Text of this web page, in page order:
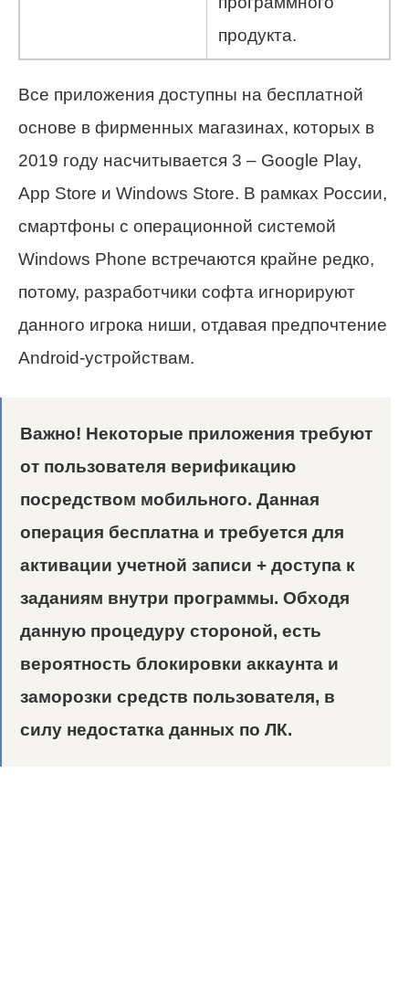
продукта.
Все приложения доступны на бесплатной
основе в фирменных магазинах, которых в
2019 году насчитывается 3 – Google Play,
App Store и Windows Store. В рамках России,
смартфоны с операционной системой
Windows Phone встречаются крайне редко,
потому, разработчики софта игнорируют
данного игрока ниши, отдавая предпочтение
Android-устройствам.
Важно! Некоторые приложения требуют
от пользователя верификацию
посредством мобильного. Данная
операция бесплатна и требуется для
активации учетной записи + доступа к
заданиям внутри программы. Обходя
данную процедуру стороной, есть
вероятность блокировки аккаунта и
заморозки средств пользователя, в
силу недостатка данных по ЛК.